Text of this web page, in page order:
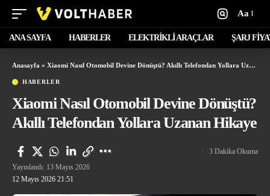
Aa
ANA SAYFA HABERLER ELEKTRİKLİ ARAÇLAR ŞARJ
Anasayfa » Xiaomi Nasıl Otomobil Devine Dönüştü? Akıllı Telefondan Yollara Uzanan Hikaye
HABERLER
Xiaomi Nasıl Otomobil Devine Dönüştü?
Akıllı Telefondan Yollara Uzanan Hikaye
12 Mayıs 2026 21:51
Yayınlandı: 13 Mayıs 2026
3 Dakika Okuma